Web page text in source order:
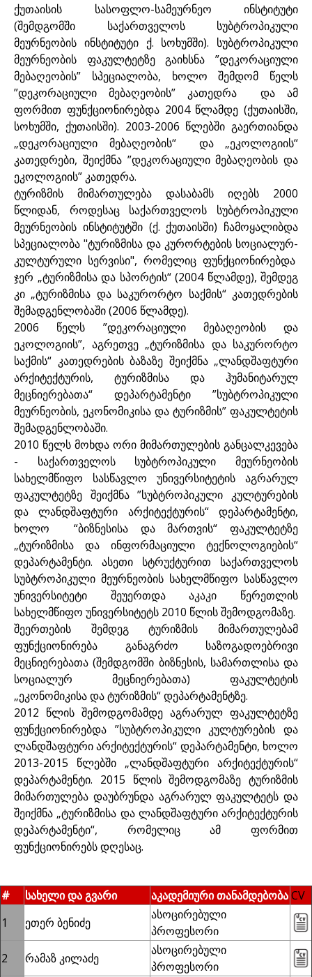
ქუთაისის სასოფლო-სამეურნეო ინსტიტუტი
(შემდგომში საქართველოს სუბტროპიკული
მეურნეობის ინსტიტუტი ქ. სოხუმში). სუბტროპიკული
მეურნეობის ფაკულტეტზე გაიხსნა ”დეკორაციული
მებაღეობის” სპეციალობა, ხოლო შემდომ წელს
”დეკორაციული მებაღეობის” კათედრა და ამ
ფორმით ფუნქციონირებდა 2004 წლამდე (ქუთაისში,
სოხუმში, ქუთაისში). 2003-2006 წლებში გაერთიანდა
„დეკორაციული მებაღეობის“ და „ეკოლოგიის“
კათედრები, შეიქმნა ”დეკორაციული მებაღეობის და
ეკოლოგიის” კათედრა.
ტურიზმის მიმართულება დასაბამს იღებს 2000
წლიდან, როდესაც საქართველოს სუბტროპიკული
მეურნეობის ინსტიტუტში (ქ. ქუთაისში) ჩამოყალიბდა
სპეციალობა "ტურიზმისა და კურორტების სოციალურ-
კულტურული სერვისი", რომელიც ფუნქციონირებდა
ჯერ „ტურიზმისა და სპორტის“ (2004 წლამდე), შემდეგ
კი „ტურიზმისა და საკურორტო საქმის“ კათედრების
შემადგენლობაში (2006 წლამდე).
2006 წელს ”დეკორაციული მებაღეობის და
ეკოლოგიის”, აგრეთვე „ტურიზმისა და საკურორტო
საქმის“ კათედრების ბაზაზე შეიქმნა „ლანდშაფტური
არქიტექტურის, ტურიზმისა და ჰუმანიტარულ
მეცნიერებათა“ დეპარტამენტი ”სუბტროპიკული
მეურნეობის, ეკონომიკისა და ტურიზმის” ფაკულტეტის
შემადგენლობაში.
2010 წელს მოხდა ორი მიმართულების განცალკევება
- საქართველოს სუბტროპიკული მეურნეობის
სახელმწიფო სასწავლო უნივერსიტეტის აგრარულ
ფაკულტეტზე შეიქმნა ”სუბტროპიკული კულტურების
და ლანდშაფტური არქიტექტურის“ დეპარტამენტი,
ხოლო “ბიზნესისა და მართვის“ ფაკულტეტზე
„ტურიზმისა და ინფორმაციული ტექნოლოგიების“
დეპარტამენტი. ასეთი სტრუქტურით საქართველოს
სუბტროპიკული მეურნეობის სახელმწიფო სასწავლო
უნივერსიტეტი შეუერთდა აკაკი წერეთლის
სახელმწიფო უნივერსიტეტს 2010 წლის შემოდგომაზე.
შეერთების შემდეგ ტურიზმის მიმართულებამ
ფუნქციონირება განაგრძო საზოგადოებრივი
მეცნიერებათა (შემდგომში ბიზნესის, სამართლისა და
სოციალურ მეცნიერებათა) ფაკულტეტის
„ეკონომიკისა და ტურიზმის“ დეპარტამენტზე.
2012 წლის შემოდგომამდე აგრარულ ფაკულტეტზე
ფუნქციონირებდა ”სუბტროპიკული კულტურების და
ლანდშაფტური არქიტექტურის“ დეპარტამენტი, ხოლო
2013-2015 წლებში „ლანდშაფტური არქიტექტურის“
დეპარტამენტი. 2015 წლის შემოდგომაზე ტურიზმის
მიმართულება დაუბრუნდა აგრარულ ფაკულტეტს და
შეიქმნა „ტურიზმისა და ლანდშაფტური არქიტექტურის
დეპარტამენტი“, რომელიც ამ ფორმით
ფუნქციონირებს დღესაც.
# სახელი და გვარი აკადემიური თანამდებობაCV
1
ეთერ ბენიძე
ასოცირებული
პროფესორი
2
რამაზ კილაძე
ასოცირებული
პროფესორი